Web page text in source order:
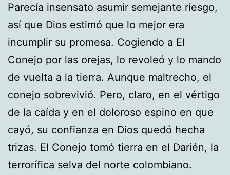
Parecía insensato asumir semejante riesgo,
así que Dios estimó que lo mejor era
incumplir su promesa. Cogiendo a El
Conejo por las orejas, lo revoleó y lo mando
de vuelta a la tierra. Aunque maltrecho, el
conejo sobrevivió. Pero, claro, en el vértigo
de la caída y en el doloroso espino en que
cayó, su confianza en Dios quedó hecha
trizas. El Conejo tomó tierra en el Darién, la
terrorífica selva del norte colombiano.